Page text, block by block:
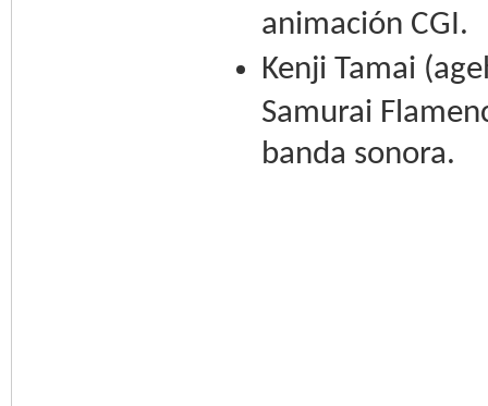
animación CGI.
Kenji Tamai
Samurai
banda sonora.